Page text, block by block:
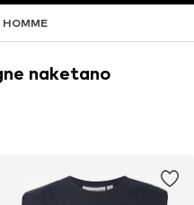
HOMME
naketano